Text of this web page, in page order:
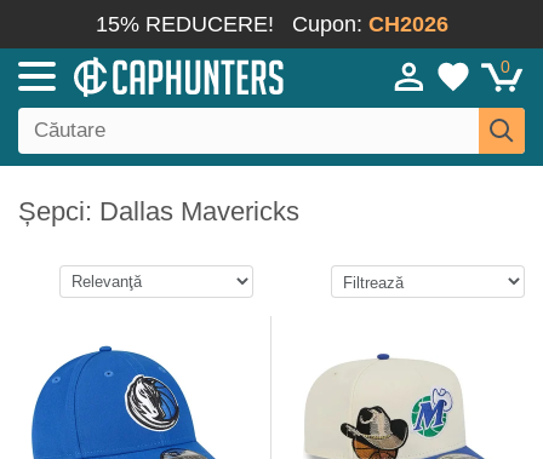
15% REDUCERE! Cupon: CH2026
0
Șepci: Dallas Mavericks